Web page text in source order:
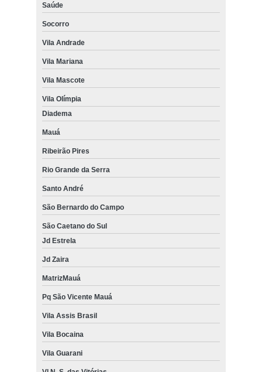
Saúde
Socorro
Vila Andrade
Vila Mariana
Vila Mascote
Vila Olímpia
Diadema
Mauá
Ribeirão Pires
Rio Grande da Serra
Santo André
São Bernardo do Campo
São Caetano do Sul
Jd Estrela
Jd Zaira
MatrizMauá
Pq São Vicente Mauá
Vila Assis Brasil
Vila Bocaina
Vila Guarani